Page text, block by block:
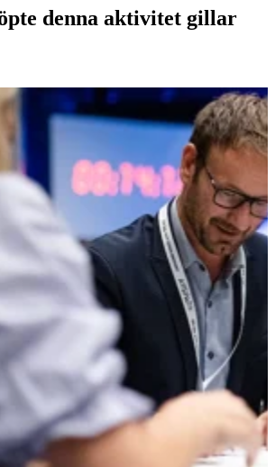
denna aktivitet gillar